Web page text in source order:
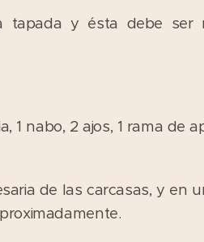
tapada y ésta debe ser
1 nabo, 2 ajos, 1 rama de
de las carcasas, y en